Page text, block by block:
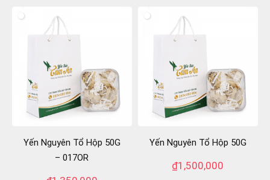
Yến Nguyên Tổ Hộp 50G
– 017OR
Yến Nguyên Tổ Hộp 50G
₫1,500,000